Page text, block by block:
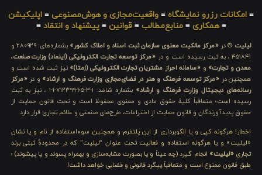
≡ امکانات رزرو نمایشگاه ≡ واقعیت‌مجازی و هوش‌مصنوعی ≡ اپلیکیشن
≡همکاری ≡منابع‌مطالب ≡قوانین ≡پیشنهاد و انتقاد ≡
لیلیت ® در «مرکز مالکیت معنوی سازمان ثبت اسناد و املاک کشور»
بشماره‌های: ۲۸۰۹۲۹ و
۴۵۱۸۴۱ ، به ثبت رسیده است و در
«مرکز توسعه تجارت الکترونیکی (اینماد) وزارت صنعت،
معدن و تجارت» و «سامانه احراز مشتریان تجارت الکترونیکی (اِمتا)» نیز ثبت شده است و
همچنین در «مرکز توسعه فرهنگ و هنر در فضای‌مجازی وزارت فرهنگ و ارشاد» و در«مرکز
رسانه‌های دیجیتال وزارت فرهنگ و ارشاد»
بشماره شامَد: ۱-۳-۶۵-۷۱۲۳۹۹-۱-۱ ، نیز به ثبت
رسیده است؛ متعاقباً کلیهٔ حقوق مادی و معنوی محفوظ است و تحت قانون حمایت از
حقوق پدیدآورندگان و قانون حمایت از اختراعات، طرح‌های صنعتی و علائم تجاری قرار دارد.
اخطار! هرگونه کپی و یا الگوبرداری از این پلتفرم و همچنین سوءاستفاده از نام و یا نشان
«لیلیت» و یا هرگونه استفاده و فعالیت تحت عنوان “لیلیت” که در محدودهٔ ثبتی برند
تجاری «لیلیت» انجام گیرد (چه عیناً و یا بصورت مشابه‌سازی و بهمراه پسوند و یا پیشوند) ؛
طبق قانون ممنوع است و متعاقباً پیگرد قانونی و قضایی خواهد داشت!